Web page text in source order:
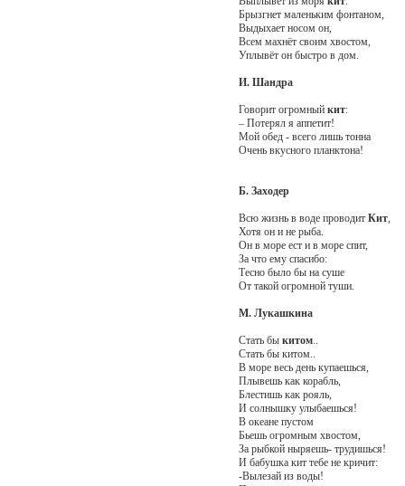
Брызгнет маленьким фонтаном,
Выдыхает носом он,
Всем махнёт своим хвостом,
Уплывёт он быстро в дом.
И. Шандра
Говорит огромный кит:
– Потерял я аппетит!
Мой обед - всего лишь тонна
Очень вкусного планктона!
Б. Заходер
Всю жизнь в воде проводит Кит,
Хотя он и не рыба.
Он в море ест и в море спит,
За что ему спасибо:
Тесно было бы на суше
От такой огромной туши.
М. Лукашкина
Стать бы китом..
Стать бы китом..
В море весь день купаешься,
Плывешь как корабль,
Блестишь как рояль,
И солнышку улыбаешься!
В океане пустом
Бьешь огромным хвостом,
За рыбкой ныряешь- трудишься!
И бабушка кит тебе не кричит:
-Вылезай из воды!